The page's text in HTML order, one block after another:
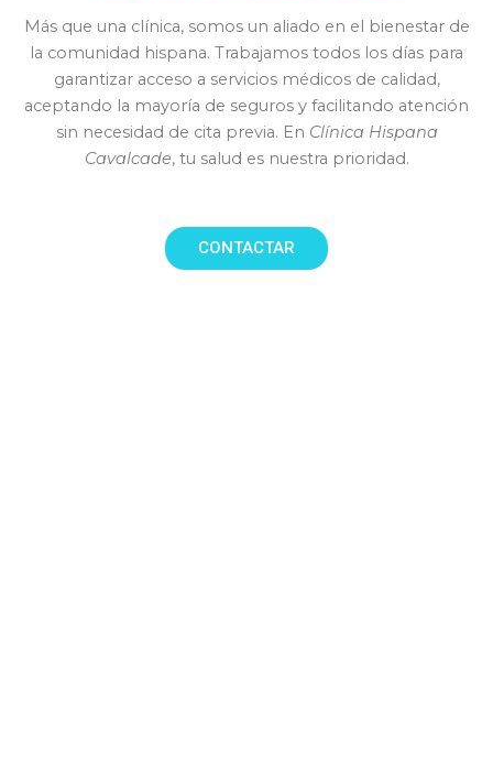
Más que una clínica, somos un aliado en el bienestar de
la comunidad hispana. Trabajamos todos los días para
garantizar acceso a servicios médicos de calidad,
aceptando la mayoría de seguros y facilitando atención
sin necesidad de cita previa. En Clínica Hispana
Cavalcade, tu salud es nuestra prioridad.
CONTACTAR